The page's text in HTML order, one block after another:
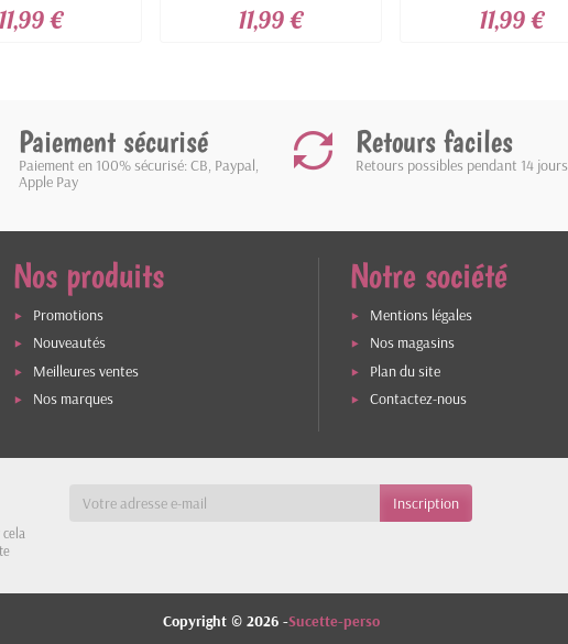
et...
11,99 €
et...
11,99 € 11,99 €
Paiement sécurisé
Paiement en 100% sécurisé: CB, Paypal,
Apple Pay
Retours faciles
Retours possibles pendant 14 jours
Nos produits
Promotions
Nouveautés
Meilleures ventes
Nos marques
Notre société
Mentions légales
Nos magasins
Plan du site
Contactez-nous
Copyright © 2026 -Sucette-perso